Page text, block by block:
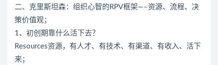
二、克里斯坦森：组织心智的RPV框架—–资源、流程、决
策价值观；
1、初创期靠什么活下去？
Resources资源，有人才、有技术、有渠道、有收入、活下
来；